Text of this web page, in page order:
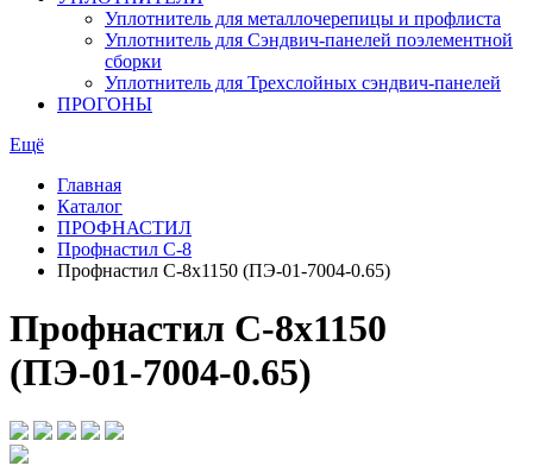
Уплотнитель для металлочерепицы и профлиста
Уплотнитель для Сэндвич-панелей поэлементной
сборки
Уплотнитель для Трехслойных сэндвич-панелей
ПРОГОНЫ
Ещё
Главная
Каталог
ПРОФНАСТИЛ
Профнастил С-8
Профнастил С-8х1150 (ПЭ-01-7004-0.65)
Профнастил С-8х1150
(ПЭ-01-7004-0.65)